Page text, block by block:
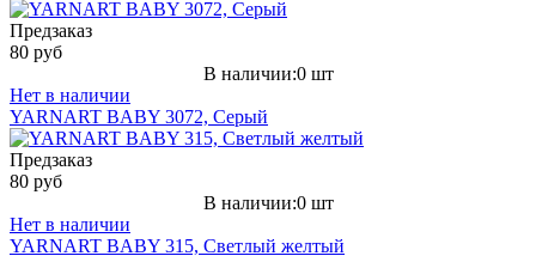
Предзаказ
80 руб
В наличии:0 шт
Нет в наличии
YARNART BABY 3072, Серый
Предзаказ
80 руб
В наличии:0 шт
Нет в наличии
YARNART BABY 315, Светлый желтый